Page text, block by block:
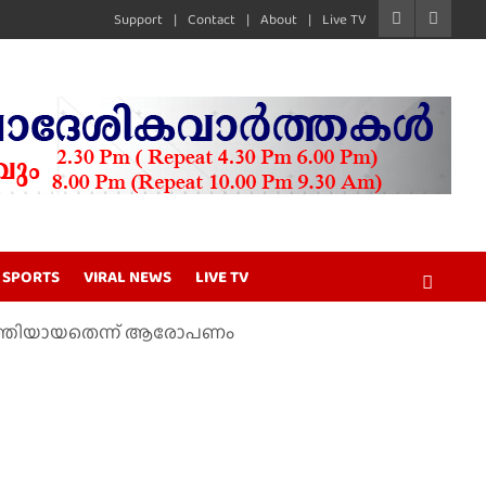
Support Contact About Live TV
SPORTS VIRAL NEWS LIVE TV
ആരോപണം